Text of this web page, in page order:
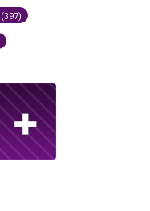
(397)